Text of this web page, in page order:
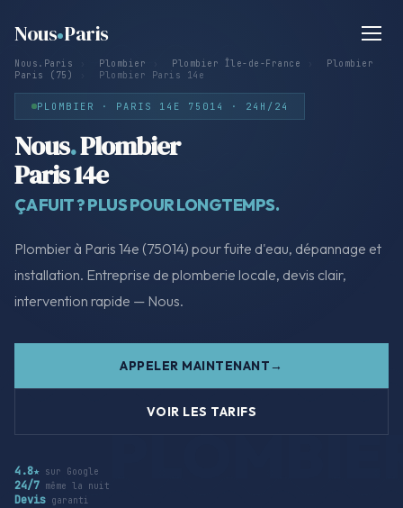
Nous Paris
Nous.Paris Plombier Plombier Île-de-France
Plombier
Paris (75)
Plombier Paris 14e
PLOMBIER · PARIS 14E 75014 · 24H/24
Nous.Plombier
Paris 14e
ÇA FUIT ? PLUS POUR LONGTEMPS.
Plombier à Paris 14e (75014) pour fuite d'eau, dépannage et
installation. Entreprise de plomberie locale, devis clair,
intervention rapide — Nous.
APPELER MAINTENANT
VOIR LES TARIFS
4.8★ sur Google
24/7 même la nuit
Devis garanti